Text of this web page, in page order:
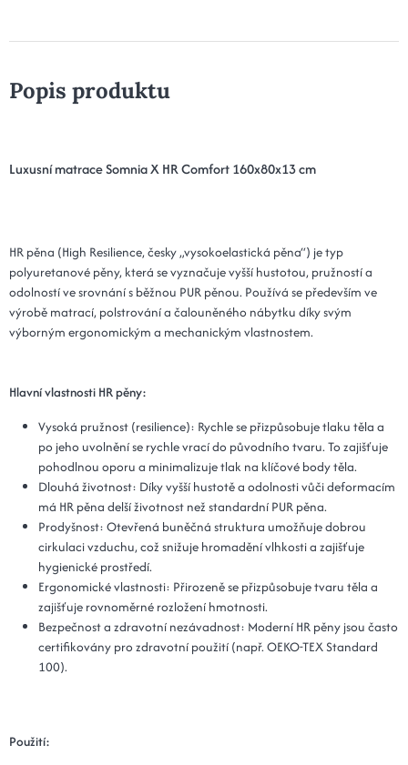
Popis produktu
Luxusní matrace Somnia X HR Comfort 160x80x13 cm
HR pěna (High Resilience, česky „vysokoelastická pěna“) je typ
polyuretanové pěny, která se vyznačuje vyšší hustotou, pružností a
odolností ve srovnání s běžnou PUR pěnou. Používá se především ve
výrobě matrací, polstrování a čalouněného nábytku díky svým
výborným ergonomickým a mechanickým vlastnostem.
Hlavní vlastnosti HR pěny:
Vysoká pružnost (resilience): Rychle se přizpůsobuje tlaku těla a
po jeho uvolnění se rychle vrací do původního tvaru. To zajišťuje
pohodlnou oporu a minimalizuje tlak na klíčové body těla.
Dlouhá životnost: Díky vyšší hustotě a odolnosti vůči deformacím
má HR pěna delší životnost než standardní PUR pěna.
Prodyšnost: Otevřená buněčná struktura umožňuje dobrou
cirkulaci vzduchu, což snižuje hromadění vlhkosti a zajišťuje
hygienické prostředí.
Ergonomické vlastnosti: Přirozeně se přizpůsobuje tvaru těla a
zajišťuje rovnoměrné rozložení hmotnosti.
Bezpečnost a zdravotní nezávadnost: Moderní HR pěny jsou často
certifikovány pro zdravotní použití (např. OEKO-TEX Standard
100).
Použití: